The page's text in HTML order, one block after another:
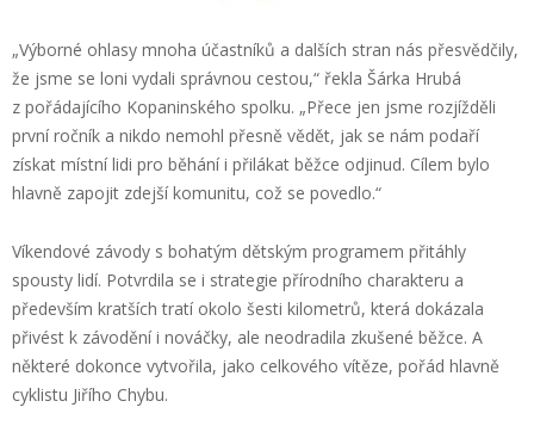
„Výborné ohlasy mnoha účastníků a dalších stran nás přesvědčily,
že jsme se loni vydali správnou cestou,“ řekla Šárka Hrubá
z pořádajícího Kopaninského spolku. „Přece jen jsme rozjížděli
první ročník a nikdo nemohl přesně vědět, jak se nám podaří
získat místní lidi pro běhání i přilákat běžce odjinud. Cílem bylo
hlavně zapojit zdejší komunitu, což se povedlo.“
Víkendové závody s bohatým dětským programem přitáhly
spousty lidí. Potvrdila se i strategie přírodního charakteru a
především kratších tratí okolo šesti kilometrů, která dokázala
přivést k závodění i nováčky, ale neodradila zkušené běžce. A
některé dokonce vytvořila, jako celkového vítěze, pořád hlavně
cyklistu Jiřího Chybu.